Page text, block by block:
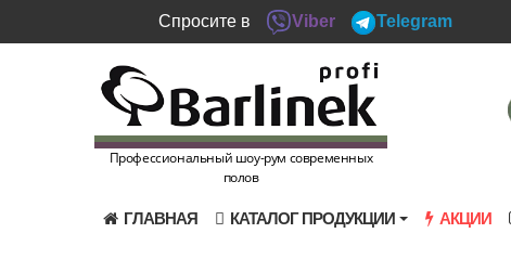
Спросите в Viber Telegram
Профессиональный шоу-рум современных
полов
ГЛАВНАЯ КАТАЛОГ ПРОДУКЦИИ АКЦИИ